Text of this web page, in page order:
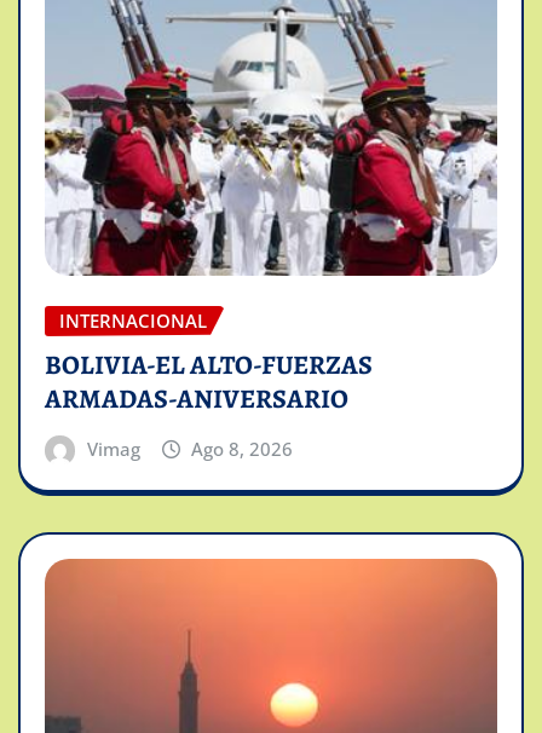
INTERNACIONAL
BOLIVIA-EL ALTO-FUERZAS
ARMADAS-ANIVERSARIO
Vimag Ago 8, 2026